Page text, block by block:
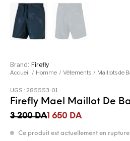
Accueil / Homme / Vêtements / Maillots de
Firefly Mael Maillot De
3 200 DA
Le prix initial était : 3 200DA.
1 650 DA
Le prix actuel est : 1 650DA.
Ce produit est actuellement en
UGS : 285553-01
Brand: Firefly